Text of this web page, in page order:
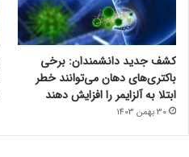
کشف جدید دانشمندان: برخی
باکتری‌های دهان می‌توانند خطر
ابتلا به آلزایمر را افزایش دهند
30 بهمن 1403